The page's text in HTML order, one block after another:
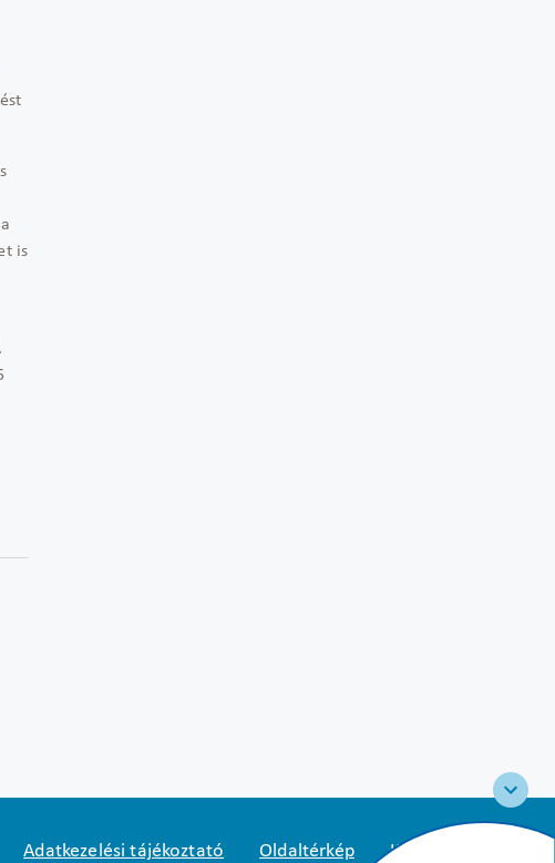
is
Adatkezelési tájékoztató Oldaltérkép Közadatkereső